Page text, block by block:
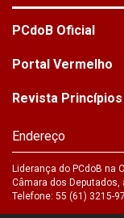
PCdoB Oficial
Portal Vermelho
Revista Princípios
Endereço
Liderança do PCdoB na
Câmara dos Deputados,
Telefone: 55 (61) 3215-